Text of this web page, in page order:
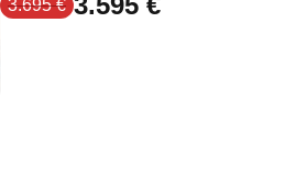
3.695 €